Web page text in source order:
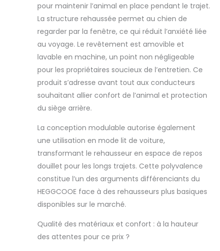
antidérapant sur le fond peut
fixer plus efficacement le siège à
la voiture et garantir la sécurité
de votre chien. Usage dans de
multiples scénarios : le siège pour
animal de compagnie est non
seulement adapté pour une
utilisation en voiture, mais peut
chiens à l'intérieur ou lors d'un
pique-nique. Il y a de grandes
siège pour chien pour ranger les
besoins quotidiens de votre
chien, tels que des collations et
des jouets. Amovible et lavable :
retirez simplement le coussin,
retournez le siège du chien et
ouvrez la fermeture éclair
inférieure pour enlever la mousse.
directement en machine pour un
entretien facile. Conseils
pratiques : le lit pour chien pour la
pour maintenir l’animal en place pendant le trajet.
La structure rehaussée permet au chien de
regarder par la fenêtre, ce qui réduit l’anxiété liée
au voyage. Le revêtement est amovible et
lavable en machine, un point non négligeable
pour les propriétaires soucieux de l’entretien. Ce
produit s’adresse avant tout aux conducteurs
souhaitant allier confort de l’animal et protection
du siège arrière.
La conception modulable autorise également
une utilisation en mode lit de voiture,
transformant le rehausseur en espace de repos
douillet pour les longs trajets. Cette polyvalence
constitue l’un des arguments différenciants du
HEGGCOOE face à des rehausseurs plus basiques
disponibles sur le marché.
Qualité des matériaux et confort : à la hauteur
des attentes pour ce prix ?